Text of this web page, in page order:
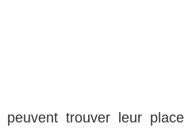
peuvent trouver leur place